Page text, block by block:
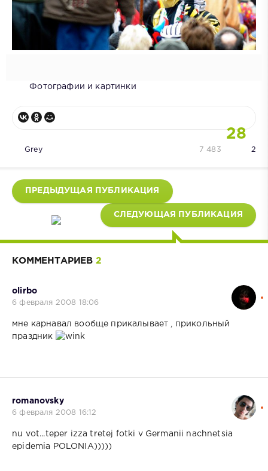
Фотографии и картинки
28
Grey 2
7 483
ПРЕДЫДУЩАЯ ПУБЛИКАЦИЯ
СЛЕДУЮЩАЯ ПУБЛИКАЦИЯ
КОММЕНТАРИЕВ 2
olirbo
6 февраля 2008 18:06
мне карнавал вообще прикалывает , прикольный
праздник
romanovsky
6 февраля 2008 16:12
nu vot...teper izza tretej fotki v Germanii nachnetsia
epidemia POLONIA)))))